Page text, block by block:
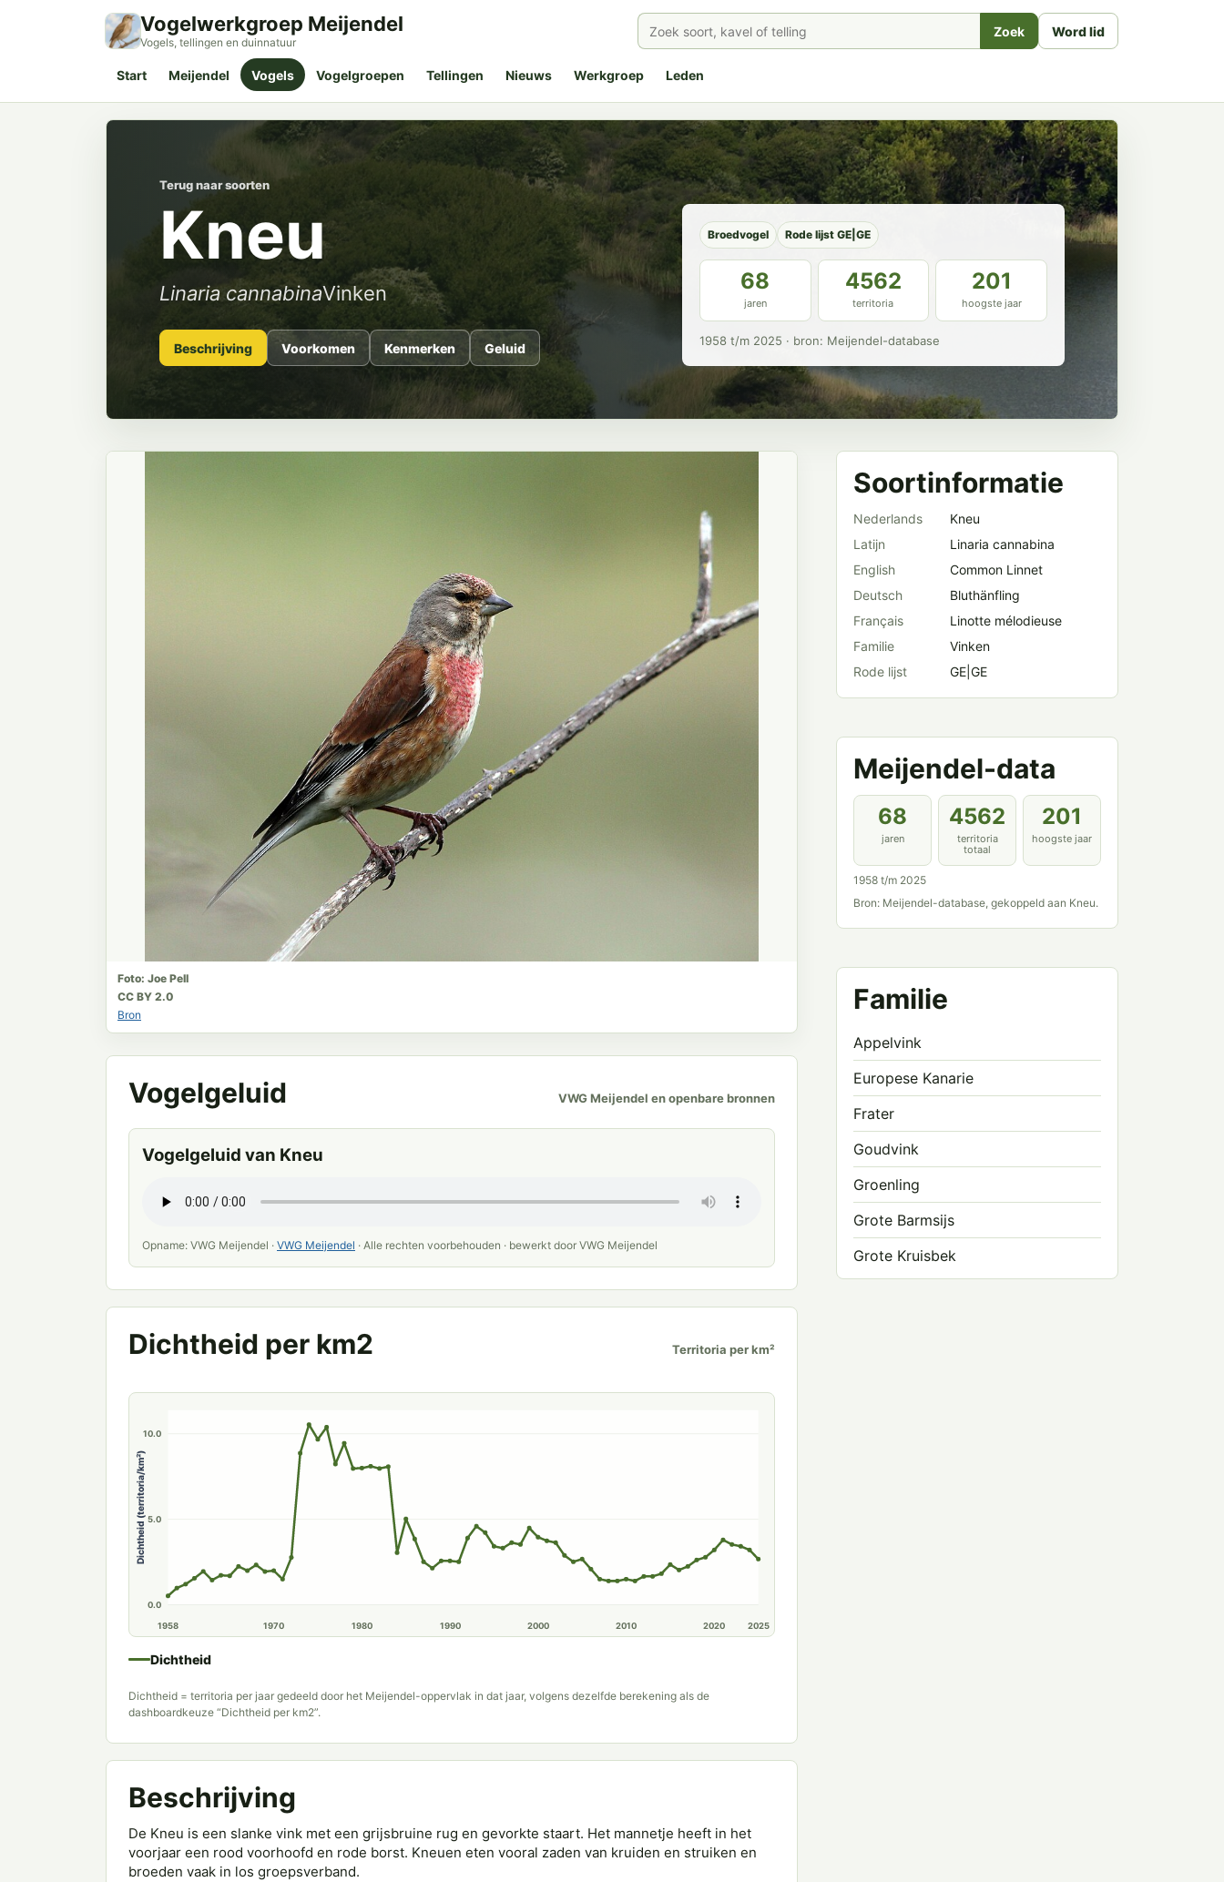
Vogelwerkgroep Meijendel
Vogels, tellingen en duinnatuur
Zoek Word lid
Start Meijendel Vogels Vogelgroepen Tellingen Nieuws Werkgroep Leden
Terug naar soorten
Kneu
Linaria cannabinaVinken
Beschrijving Voorkomen Kenmerken Geluid
Broedvogel Rode lijst GE|GE
68
jaren
4562
territoria
201
hoogste jaar
1958 t/m 2025 · bron: Meijendel-database
Foto: Joe Pell
CC BY 2.0
Bron
Vogelgeluid VWG Meijendel en openbare bronnen
Vogelgeluid van Kneu
Opname: VWG Meijendel · VWG Meijendel · Alle rechten voorbehouden · bewerkt door VWG Meijendel
Dichtheid per km2 Territoria per km²
0.0
5.0
10.0
15.0
Dichtheid (territoria/km²)
1958 1970 1980 1990 2000 2010 2020 2025
Dichtheid
Dichtheid = territoria per jaar gedeeld door het Meijendel-oppervlak in dat jaar, volgens dezelfde berekening als de
dashboardkeuze “Dichtheid per km2”.
Beschrijving
De Kneu is een slanke vink met een grijsbruine rug en gevorkte staart. Het mannetje heeft in het
voorjaar een rood voorhoofd en rode borst. Kneuen eten vooral zaden van kruiden en struiken en
broeden vaak in los groepsverband.
Soortinformatie
Nederlands
Kneu
Latijn
Linaria cannabina
English
Common Linnet
Deutsch
Bluthänfling
Français
Linotte mélodieuse
Familie
Vinken
Rode lijst
GE|GE
Meijendel-data
68
jaren
4562
territoria
totaal
201
hoogste jaar
1958 t/m 2025
Bron: Meijendel-database, gekoppeld aan Kneu.
Familie
Appelvink
Europese Kanarie
Frater
Goudvink
Groenling
Grote Barmsijs
Grote Kruisbek